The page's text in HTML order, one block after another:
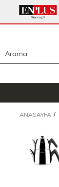
ANASAYFA